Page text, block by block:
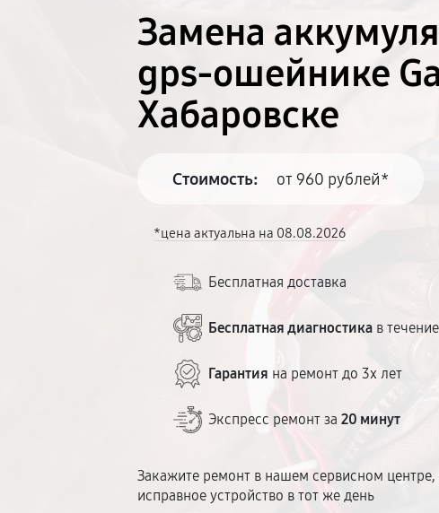
Замена
gps-ошейнике
Хабаровске
Стоимость: от 960 рублей*
*цена актуальна на 08.08.2026
Бесплатная доставка
Бесплатная диагностика в
Гарантия на ремонт до 3х лет
Экспресс ремонт за20 минут
Закажите ремонт в нашем сервисном
исправное устройство в тот же день